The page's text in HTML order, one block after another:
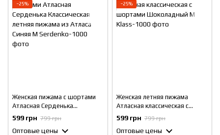
−25%
Женская пижама с шортами
Атласная Серденька
Классическая летняя пижама
из Атласа Синяя М
599 грн 799 грн
Оптовые цены
−25%
Женская летняя пижама
Атласная классическая с
шортами Шоколадный M
599 грн 799 грн
Оптовые цены